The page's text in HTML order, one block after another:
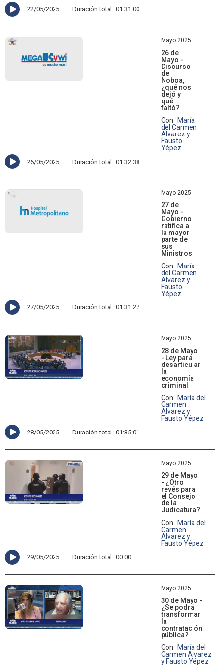
22/05/2025 Duración total 01:31:00
Mayo 2025 |
26 de
Mayo -
Discurso
de
Noboa,
¿qué nos
dejó y
qué
faltó?
Con
María
del Carmen
Alvarez y
Fausto
Yépez
26/05/2025 Duración total 01:32:38
Mayo 2025 |
27 de
Mayo -
Gobierno
ratifica a
la mayor
parte de
sus
Ministros
Con
María
del Carmen
Alvarez y
Fausto
Yépez
27/05/2025 Duración total 01:31:27
Mayo 2025 |
28 de Mayo
- Ley para
desarticular
la
economía
criminal
Con
María del
Carmen
Alvarez y
Fausto Yépez
28/05/2025 Duración total 01:35:01
Mayo 2025 |
29 de Mayo
- ¿Otro
revés para
el Consejo
de la
Judicatura?
Con
María del
Carmen
Alvarez y
Fausto Yépez
29/05/2025 Duración total 00:00
Mayo 2025 |
30 de Mayo -
¿Se podrá
transformar
la
contratación
pública?
Con
María del
Carmen Alvarez
y Fausto Yépez